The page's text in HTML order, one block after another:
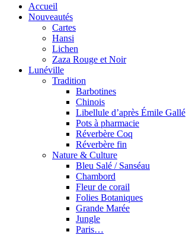
Accueil
Nouveautés
Cartes
Hansi
Lichen
Zaza Rouge et Noir
Lunéville
Tradition
Barbotines
Chinois
Libellule d’après Émile Gallé
Pots à pharmacie
Réverbère Coq
Réverbère fin
Nature & Culture
Bleu Salé / Sanséau
Chambord
Fleur de corail
Folies Botaniques
Grande Marée
Jungle
Paris…